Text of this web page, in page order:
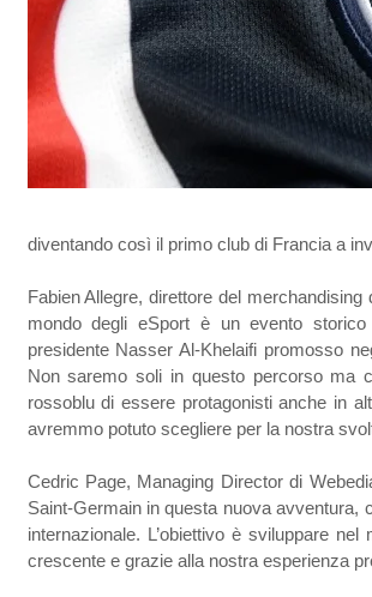
diventando così il primo club di Francia a
Fabien Allegre, direttore del
mondo degli eSport è un evento
presidente Nasser Al-Khelaifi promosso
Non saremo soli in questo percorso ma
rossoblu di essere protagonisti anche in
avremmo potuto scegliere per la nostra
Cedric Page, Managing Director di
Saint-Germain in questa nuova avventura,
internazionale. L’obiettivo è sviluppare
crescente e grazie alla nostra esperienza